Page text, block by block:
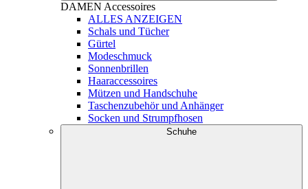
DAMEN Accessoires
ALLES ANZEIGEN
Schals und Tücher
Gürtel
Modeschmuck
Sonnenbrillen
Haaraccessoires
Mützen und Handschuhe
Taschenzubehör und Anhänger
Socken und Strumpfhosen
Schuhe